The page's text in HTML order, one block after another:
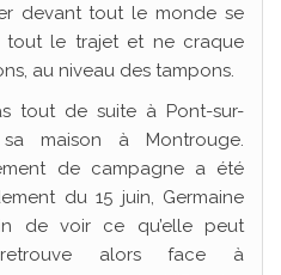
devant tout le monde se
tout le trajet et ne craque
au niveau des tampons.
tout de suite à Pont-sur-
maison à Montrouge.
de campagne a été
du 15 juin, Germaine
de voir ce qu’elle peut
alors face à